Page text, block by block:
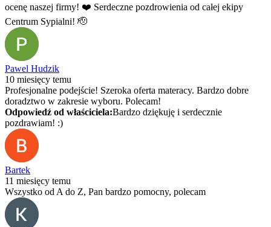
ocenę naszej firmy! ❤️ Serdeczne pozdrowienia od całej ekipy
Centrum Sypialni! 🫡
Pawel Hudzik
10 miesięcy temu
Profesjonalne podejście! Szeroka oferta materacy. Bardzo dobre
doradztwo w zakresie wyboru. Polecam!
Odpowiedź od właściciela:Bardzo dziękuję i serdecznie
pozdrawiam! :)
Bartek
11 miesięcy temu
Wszystko od A do Z, Pan bardzo pomocny, polecam